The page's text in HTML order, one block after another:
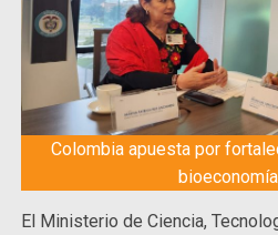
Colombia apuesta por
El Ministerio de Ciencia,